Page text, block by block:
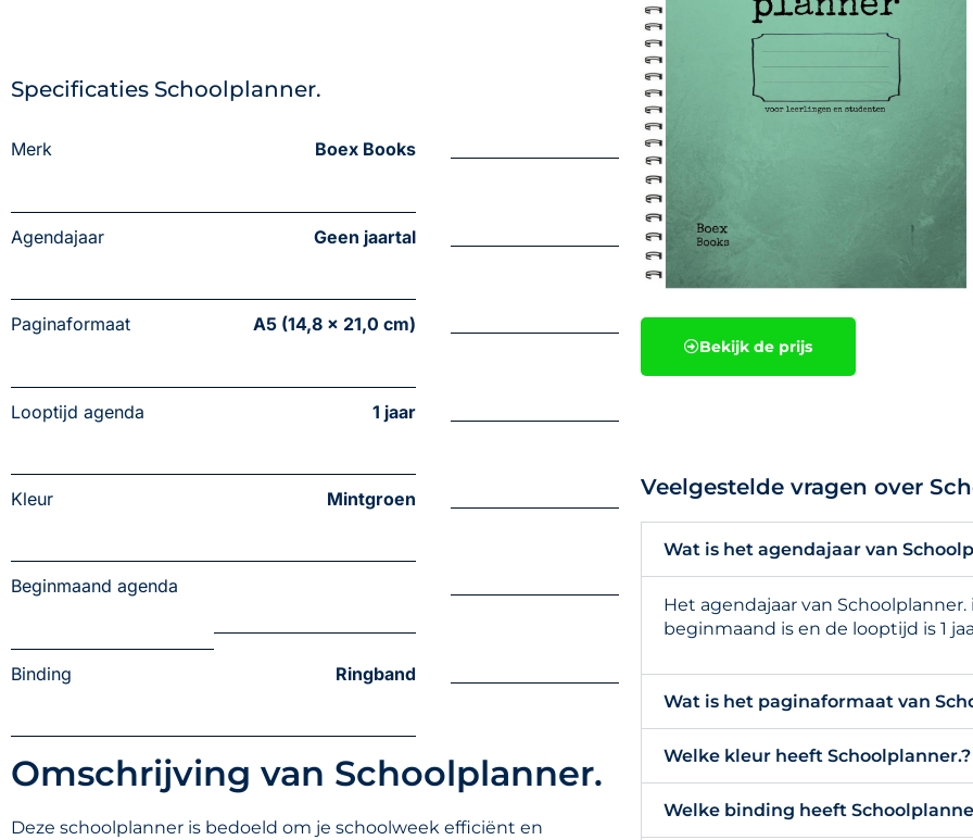
Specificaties Schoolplanner.
Merk Boex Books
Agendajaar Geen jaartal
Paginaformaat A5 (14,8 x 21,0 cm)
Looptijd agenda 1 jaar
Kleur Mintgroen
Beginmaand agenda
Binding Ringband
Omschrijving van Schoolplanner.
Deze schoolplanner is bedoeld om je schoolweek efficiënt en
Bekijk de prijs
Veelgestelde vragen over
Wat is het agendajaar van
Het agendajaar van Schoolplanner.
beginmaand is en de looptijd is 1
Wat is het paginaformaat van
Welke kleur heeft Schoolplanner.?
Welke binding heeft